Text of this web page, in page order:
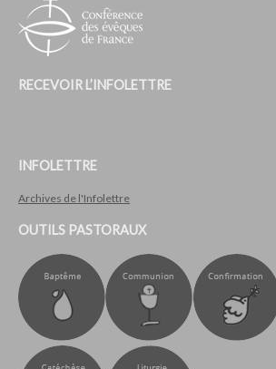
RECEVOIR L’INFOLETTRE
INFOLETTRE
Archives de l'Infolettre
OUTILS PASTORAUX